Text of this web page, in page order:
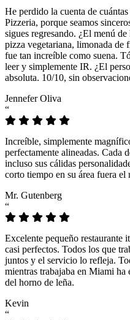
He perdido la cuenta de
Pizzeria, porque seamos
sigues regresando. ¿El menú
pizza vegetariana, limonada de
fue tan increíble como suena.
leer y simplemente IR. ¿El
absoluta. 10/10, sin
Jennefer Oliva
“
Increíble, simplemente
perfectamente alineadas. Cada
incluso sus cálidas
corto tiempo en su área fuera el
Mr. Gutenberg
“
Excelente pequeño restaurante
casi perfectos. Todos los que
juntos y el servicio lo refleja.
mientras trabajaba en Miami
del horno de leña.
Kevin
“